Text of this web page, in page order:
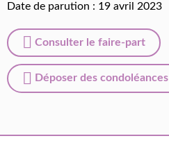
Date de parution : 19 avril 2023
Consulter le faire-part
Déposer des condoléances